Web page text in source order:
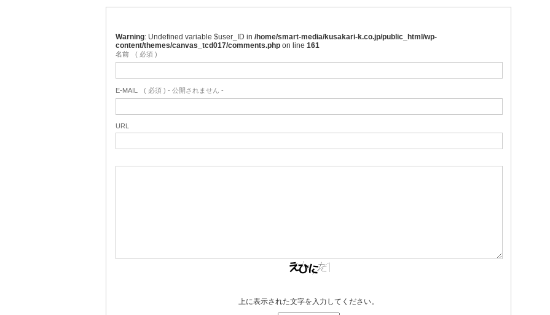
Warning : Undefined variable $user_ID in /home/smart-media/kusakari-k.co.jp/public_html/wp-
content/themes/canvas_tcd017/comments.php on line 161
名前 ( 必須 )
E-MAIL ( 必須 ) - 公開されません -
URL
上に表示された文字を入力してください。